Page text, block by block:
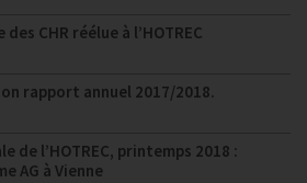
des CHR réélue à l’HOTREC
rapport annuel 2017/2018.
de l’HOTREC, printemps 2018 :
AG à Vienne